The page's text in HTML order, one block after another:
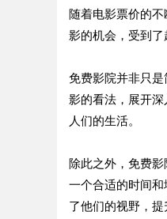
随着电影票价的
影的机会，受到了
免费影院并非只
影的看法，展开
人们的生活。
除此之外，免费
一个合适的时间
了他们的视野，提